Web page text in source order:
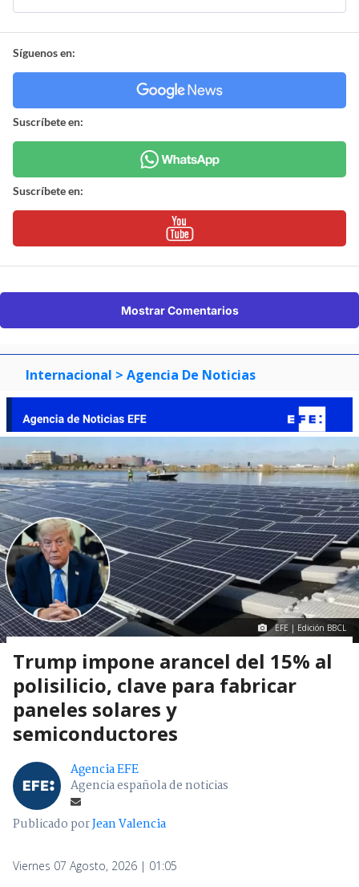
Síguenos en:
Suscríbete en:
Suscríbete en:
Mostrar Comentarios
Internacional > Agencia De Noticias
EFE | Edición BBCL
Trump impone arancel del 15% al
polisilicio, clave para fabricar
paneles solares y
semiconductores
Agencia EFE
Agencia española de noticias
Publicado porJean Valencia
Viernes 07 Agosto, 2026 | 01:05